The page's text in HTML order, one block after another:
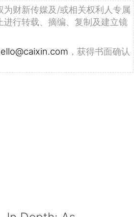
财新传媒及/或相关权利人专属
行转载、摘编、复制及建立镜
，获得书面确认